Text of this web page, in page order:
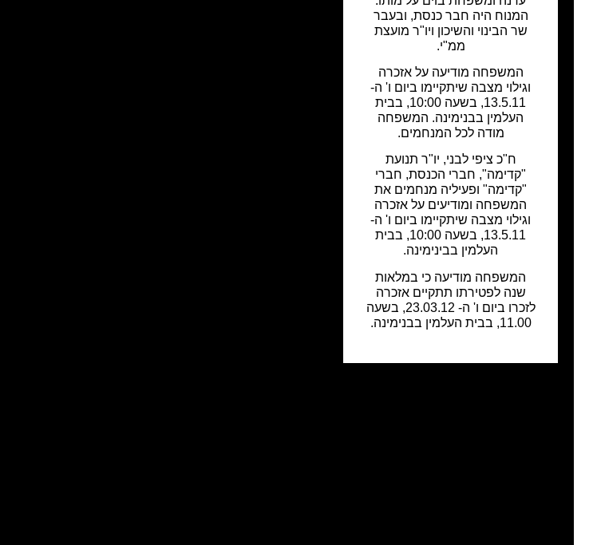
המנוח היה חבר כנסת, ובעבר
שר הבינוי והשיכון ויו"ר מועצת
ממ"י.
המשפחה מודיעה על אזכרה
וגילוי מצבה שיתקיימו ביום ו' ה-
13.5.11, בשעה 10:00, בבית
העלמין בבנימינה. המשפחה
מודה לכל המנחמים.
ח"כ ציפי לבני, יו"ר תנועת
"קדימה", חברי הכנסת, חברי
"קדימה" ופעיליה מנחמים את
המשפחה ומודיעים על אזכרה
וגילוי מצבה שיתקיימו ביום ו' ה-
13.5.11, בשעה 10:00, בבית
העלמין בבינימינה.
המשפחה מודיעה כי במלאות
שנה לפטירתו תתקיים אזכרה
לזכרו ביום ו' ה- 23.03.12, בשעה
11.00, בבית העלמין בבנימינה.